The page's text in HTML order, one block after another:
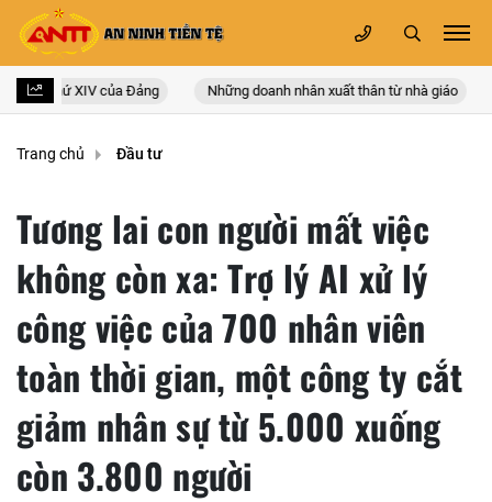
lần thứ XIV của Đảng Những doanh nhân xuất thân từ nhà giáo
Trang chủ Đầu tư
Tương lai con người mất việc
không còn xa: Trợ lý AI xử lý
công việc của 700 nhân viên
toàn thời gian, một công ty cắt
giảm nhân sự từ 5.000 xuống
còn 3.800 người